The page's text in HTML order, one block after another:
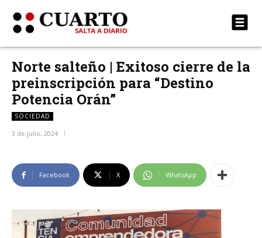
Norte salteño | Exitoso cierre de la
preinscripción para “Destino
Potencia Orán”
SOCIEDAD
3 de julio, 2024
Facebook X WhatsApp